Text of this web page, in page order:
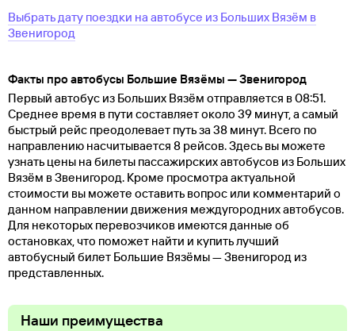
Выбрать дату поездки на автобусе из Больших Вязём в
Звенигород
Факты про автобусы Большие Вязёмы — Звенигород
Первый автобус из Больших Вязём отправляется в 08:51.
Среднее время в пути составляет около 39 минут, а самый
быстрый рейс преодолевает путь за 38 минут. Всего по
направлению насчитывается 8 рейсов. Здесь вы можете
узнать цены на билеты пассажирских автобусов из Больших
Вязём в Звенигород. Кроме просмотра актуальной
стоимости вы можете оставить вопрос или комментарий о
данном направлении движения междугородних автобусов.
Для некоторых перевозчиков имеются данные об
остановках, что поможет найти и купить лучший
автобусный билет Большие Вязёмы — Звенигород из
представленных.
Наши преимущества